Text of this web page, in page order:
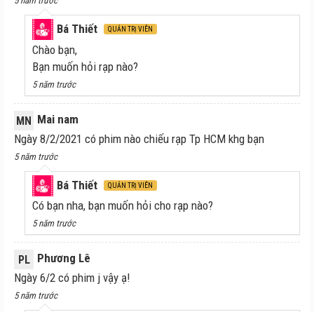
Bá Thiết QUẢN TRỊ VIÊN
Chào bạn,
Bạn muốn hỏi rạp nào?
5 năm trước
MN Mai nam
Ngày 8/2/2021 có phim nào chiếu rạp Tp HCM khg bạn
5 năm trước
Bá Thiết QUẢN TRỊ VIÊN
Có bạn nha, bạn muốn hỏi cho rạp nào?
5 năm trước
PL
Phương Lê
Ngày 6/2 có phim j vậy ạ!
5 năm trước